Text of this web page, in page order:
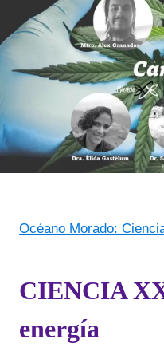
Océano Morado:
CIENCIA
energía